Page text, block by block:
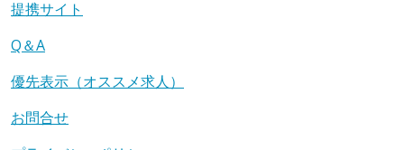
提携サイト
Q＆A
優先表示（オススメ求人）
お問合せ